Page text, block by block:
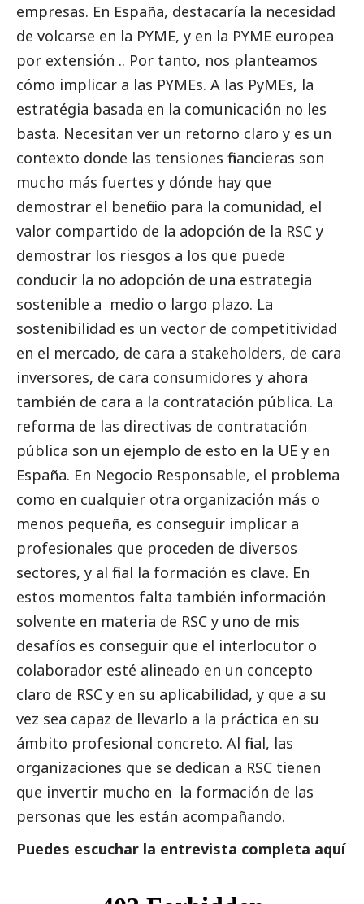
empresas. En España, destacaría la necesidad
de volcarse en la PYME, y en la PYME europea
por extensión .. Por tanto, nos planteamos
cómo implicar a las PYMEs. A las PyMEs, la
estratégia basada en la comunicación no les
basta. Necesitan ver un retorno claro y es un
contexto donde las tensiones financieras son
mucho más fuertes y dónde hay que
demostrar el beneficio para la comunidad, el
valor compartido de la adopción de la RSC y
demostrar los riesgos a los que puede
conducir la no adopción de una estrategia
sostenible a medio o largo plazo. La
sostenibilidad es un vector de competitividad
en el mercado, de cara a stakeholders, de cara
inversores, de cara consumidores y ahora
también de cara a la contratación pública. La
reforma de las directivas de contratación
pública son un ejemplo de esto en la UE y en
España. En Negocio Responsable, el problema
como en cualquier otra organización más o
menos pequeña, es conseguir implicar a
profesionales que proceden de diversos
sectores, y al final la formación es clave. En
estos momentos falta también información
solvente en materia de RSC y uno de mis
desafíos es conseguir que el interlocutor o
colaborador esté alineado en un concepto
claro de RSC y en su aplicabilidad, y que a su
vez sea capaz de llevarlo a la práctica en su
ámbito profesional concreto. Al final, las
organizaciones que se dedican a RSC tienen
que invertir mucho en la formación de las
personas que les están acompañando.
Puedes escuchar la entrevista completa aquí